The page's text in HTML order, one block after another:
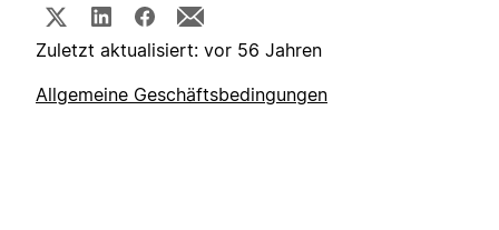
Zuletzt aktualisiert: vor 56 Jahren
Allgemeine Geschäftsbedingungen